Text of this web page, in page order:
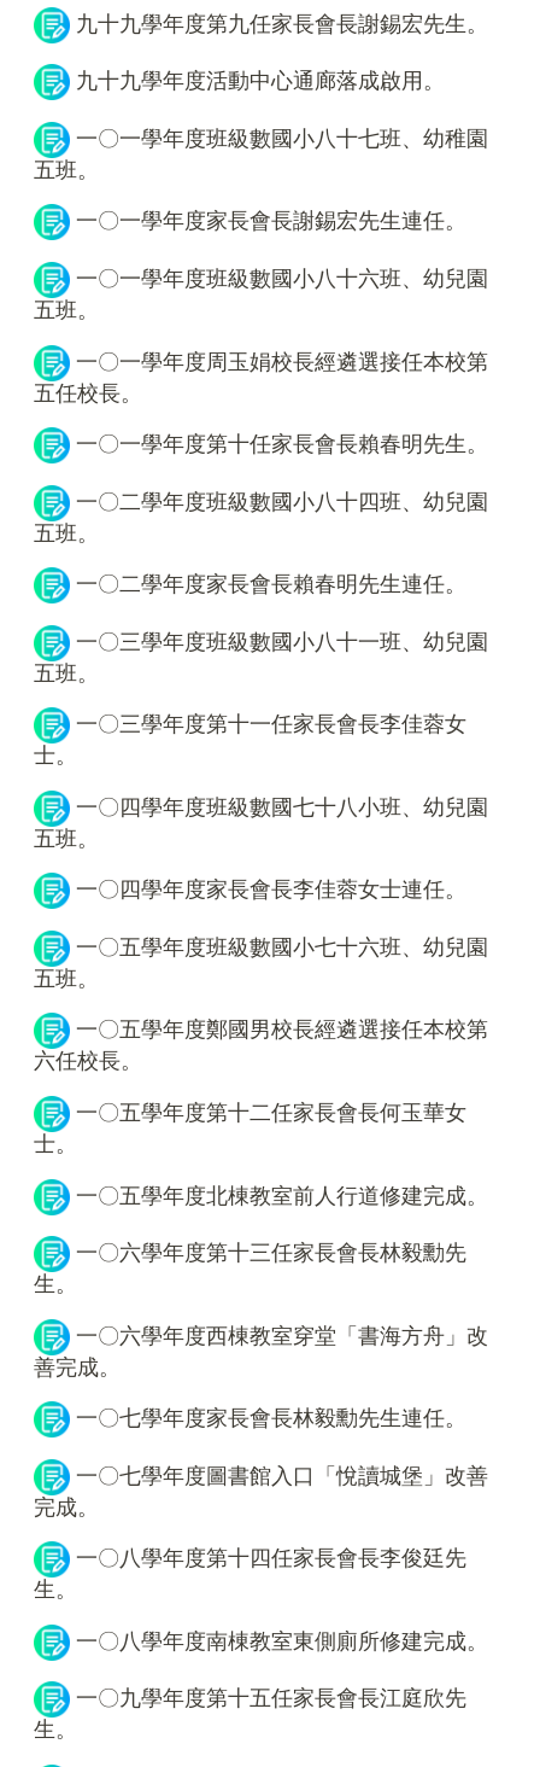
九十九學年度第九任家長會長謝錫宏先生。
九十九學年度活動中心通廊落成啟用。
一〇一學年度班級數國小八十七班、幼稚園
五班。
一〇一學年度家長會長謝錫宏先生連任。
一〇一學年度班級數國小八十六班、幼兒園
五班。
一〇一學年度周玉娟校長經遴選接任本校第
五任校長。
一〇一學年度第十任家長會長賴春明先生。
一〇二學年度班級數國小八十四班、幼兒園
五班。
一〇二學年度家長會長賴春明先生連任。
一〇三學年度班級數國小八十一班、幼兒園
五班。
一〇三學年度第十一任家長會長李佳蓉女
士。
一〇四學年度班級數國七十八小班、幼兒園
五班。
一〇四學年度家長會長李佳蓉女士連任。
一〇五學年度班級數國小七十六班、幼兒園
五班。
一〇五學年度鄭國男校長經遴選接任本校第
六任校長。
一〇五學年度第十二任家長會長何玉華女
士。
一〇五學年度北棟教室前人行道修建完成。
一〇六學年度第十三任家長會長林毅勳先
生。
一〇六學年度西棟教室穿堂「書海方舟」改
善完成。
一〇七學年度家長會長林毅勳先生連任。
一〇七學年度圖書館入口「悅讀城堡」改善
完成。
一〇八學年度第十四任家長會長李俊廷先
生。
一〇八學年度南棟教室東側廁所修建完成。
一〇九學年度第十五任家長會長江庭欣先
生。